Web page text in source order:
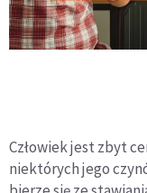
Człowiek jest zbyt
niektórych jego